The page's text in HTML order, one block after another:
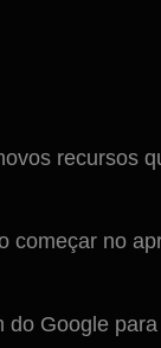
recursos
no
Google